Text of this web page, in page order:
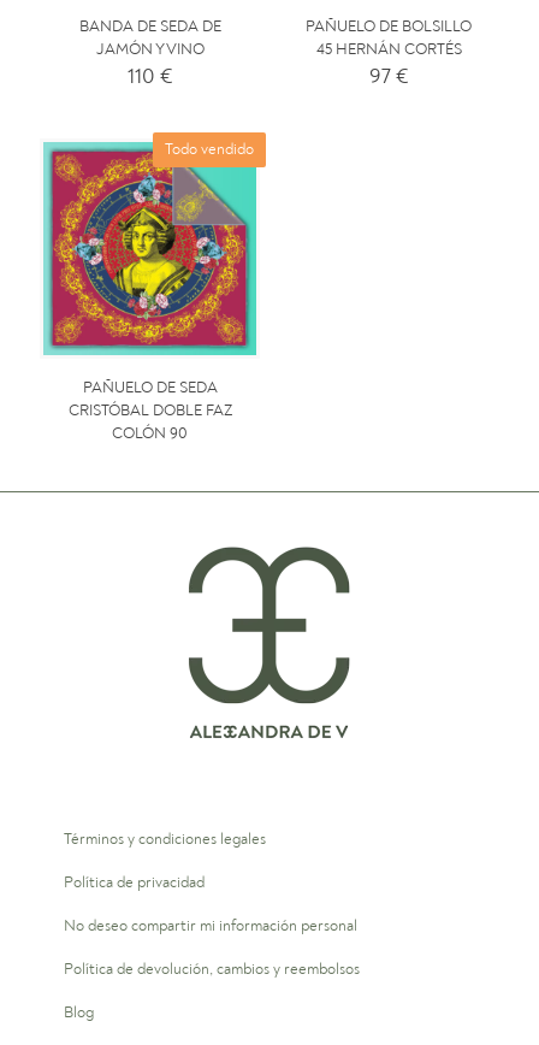
BANDA DE SEDA DE
JAMÓN Y VINO
110 €
PAÑUELO DE BOLSILLO
45 HERNÁN CORTÉS
97€
Todo vendido
PAÑUELO DE SEDA
CRISTÓBAL DOBLE FAZ
COLÓN 90
Términos y condiciones legales
Política de privacidad
No deseo compartir mi información personal
Política de devolución, cambios y reembolsos
Blog